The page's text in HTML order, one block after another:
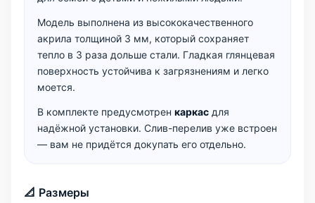
Модель выполнена из высококачественного
акрила толщиной 3 мм, который сохраняет
тепло в 3 раза дольше стали. Гладкая глянцевая
поверхность устойчива к загрязнениям и легко
моется.
В комплекте предусмотрен каркас для
надёжной установки. Слив-перелив уже встроен
— вам не придётся докупать его отдельно.
📐 Размеры